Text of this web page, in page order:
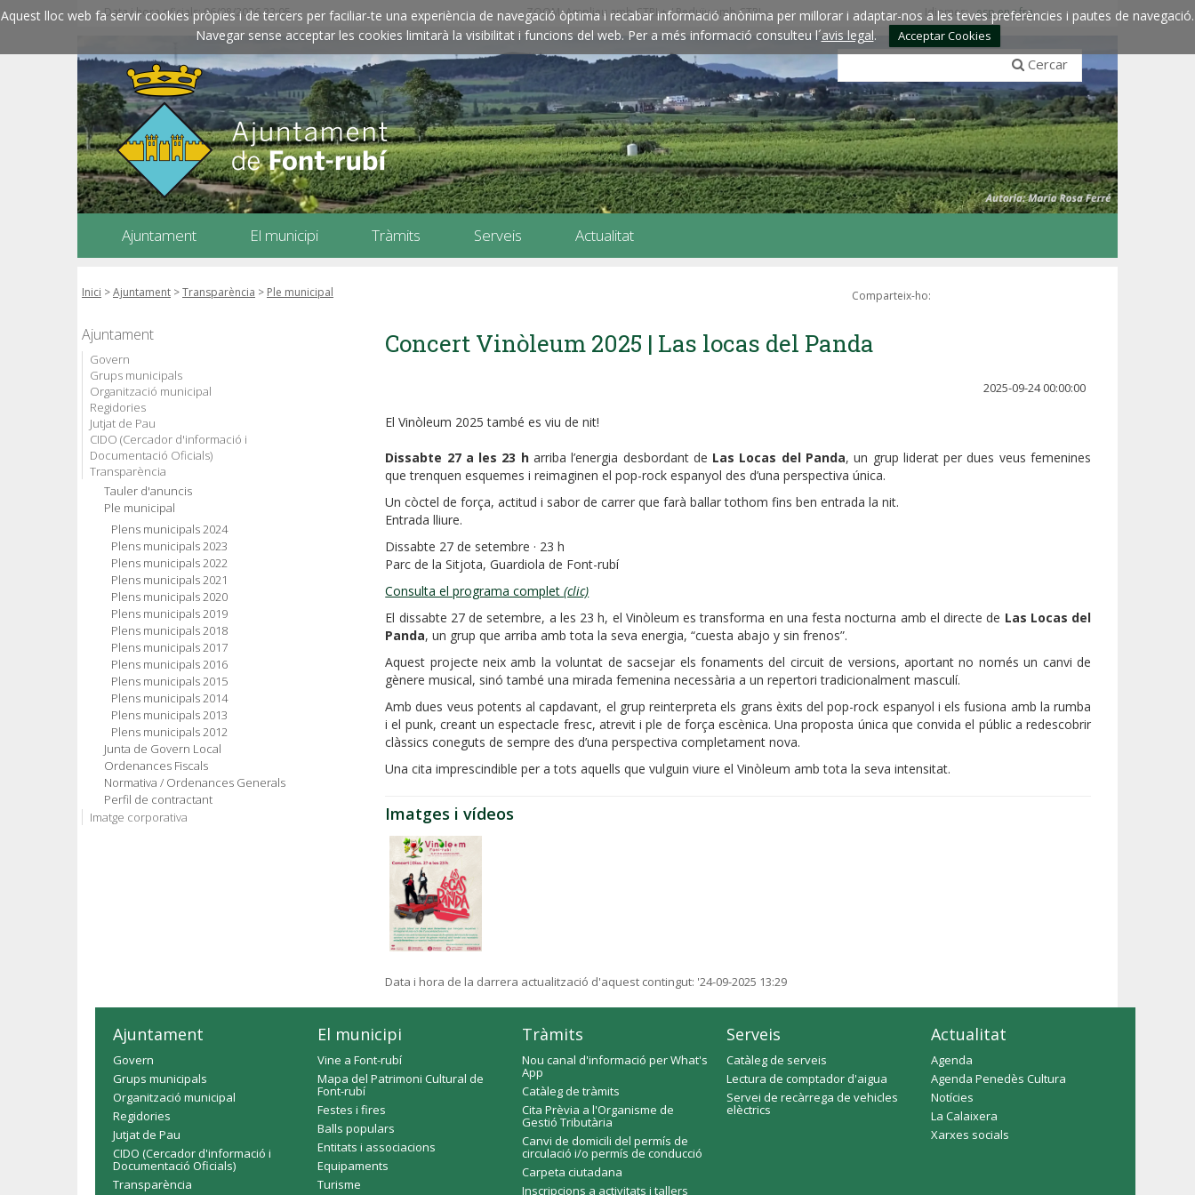
Aquest lloc web fa servir cookies pròpies i de tercers per faciliar-te una experiència de navegació òptima i recabar informació anònima per millorar i adaptar-nos a les teves preferències i pautes de navegació.
Navegar sense acceptar les cookies limitarà la visibilitat i funcions del web. Per a més informació consulteu l´avis legal. Acceptar Cookies
Data i hora oficials: 06/08/2026 22:05 ZOOM: Amplieu amb CTRL+ / Reduïu amb CTRL- Idiomes:esp engfra
Cercar
Ajuntament El municipi Tràmits Serveis Actualitat
Inici >Ajuntament >Transparència > Ple municipal Comparteix-ho:
Ajuntament
Govern
Grups municipals
Organització municipal
Regidories
Jutjat de Pau
CIDO (Cercador d'informació i
Documentació Oficials)
Transparència
Tauler d'anuncis
Ple municipal
Plens municipals 2024
Plens municipals 2023
Plens municipals 2022
Plens municipals 2021
Plens municipals 2020
Plens municipals 2019
Plens municipals 2018
Plens municipals 2017
Plens municipals 2016
Plens municipals 2015
Plens municipals 2014
Plens municipals 2013
Plens municipals 2012
Junta de Govern Local
Ordenances Fiscals
Normativa / Ordenances Generals
Perfil de contractant
Imatge corporativa
Concert Vinòleum 2025 | Las locas del Panda
2025-09-24 00:00:00
El Vinòleum 2025 també es viu de nit!
Dissabte 27 a les 23 harriba l’energia desbordant de Las Locas del Panda, un grup liderat per dues veus femenines
que trenquen esquemes i reimaginen el pop-rock espanyol des d’una perspectiva única.
Un còctel de força, actitud i sabor de carrer que farà ballar tothom fins ben entrada la nit.
Entrada lliure.
Dissabte 27 de setembre · 23 h
Parc de la Sitjota, Guardiola de Font-rubí
Consulta el programa complet(clic)
El dissabte 27 de setembre, a les 23 h, el Vinòleum es transforma en una festa nocturna amb el directe de Las Locas del
Panda, un grup que arriba amb tota la seva energia, “cuesta abajo y sin frenos”.
Aquest projecte neix amb la voluntat de sacsejar els fonaments del circuit de versions, aportant no només un canvi de
gènere musical, sinó també una mirada femenina necessària a un repertori tradicionalment masculí.
Amb dues veus potents al capdavant, el grup reinterpreta els grans èxits del pop-rock espanyol i els fusiona amb la rumba
i el punk, creant un espectacle fresc, atrevit i ple de força escènica. Una proposta única que convida el públic a redescobrir
clàssics coneguts de sempre des d’una perspectiva completament nova.
Una cita imprescindible per a tots aquells que vulguin viure el Vinòleum amb tota la seva intensitat.
Imatges i vídeos
Data i hora de la darrera actualització d'aquest contingut: '24-09-2025 13:29
Ajuntament
Govern
Grups municipals
Organització municipal
Regidories
Jutjat de Pau
CIDO (Cercador d'informació i
Documentació Oficials)
Transparència
El municipi
Vine a Font-rubí
Mapa del Patrimoni Cultural de
Font-rubí
Festes i fires
Balls populars
Entitats i associacions
Equipaments
Turisme
Tràmits
Nou canal d'informació per What's
App
Catàleg de tràmits
Cita Prèvia a l'Organisme de
Gestió Tributària
Canvi de domicili del permís de
circulació i/o permís de conducció
Carpeta ciutadana
Inscripcions a activitats i tallers
Serveis
Catàleg de serveis
Lectura de comptador d'aigua
Servei de recàrrega de vehicles
elèctrics
Actualitat
Agenda
Agenda Penedès Cultura
Notícies
La Calaixera
Xarxes socials